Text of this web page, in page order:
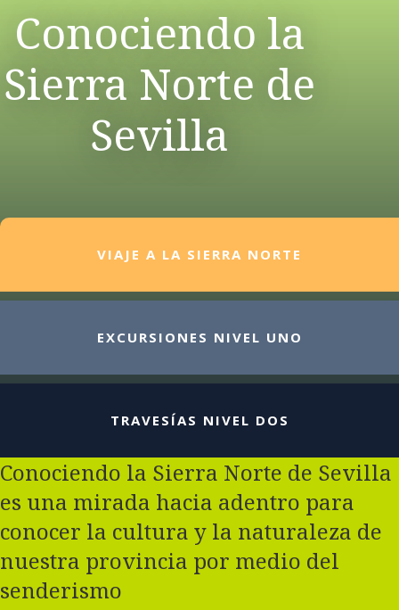
Conociendo la
Sierra Norte de
Sevilla
VIAJE A LA SIERRA NORTE
EXCURSIONES NIVEL UNO
TRAVESÍAS NIVEL DOS
Conociendo la Sierra Norte de Sevilla
es una mirada hacia adentro para
conocer la cultura y la naturaleza de
nuestra provincia por medio del
senderismo